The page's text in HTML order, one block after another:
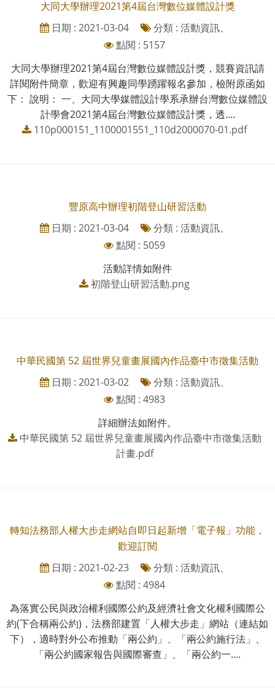
大同大學辦理2021第4屆台灣數位媒體設計獎
日期 : 2021-03-04
分類 : 活動資訊、
點閱 : 5157
大同大學辦理2021第4屆台灣數位媒體設計獎，競賽資訊請
詳閱附件簡章，歡迎有興趣同學踴躍報名參加，檢附原函如
下： 說明： 一、大同大學媒體設計學系承辦台灣數位媒體設
計學會2021第4屆台灣數位媒體設計獎，透....
110p000151_1100001551_110d2000070-01.pdf
豐原高中辦理初階登山研習活動
日期 : 2021-03-04
分類 : 活動資訊、
點閱 : 5059
活動詳情如附件
初階登山研習活動.png
中華民國第 52 屆世界兒童畫展國內作品臺中市徵集活動
日期 : 2021-03-02
分類 : 活動資訊、
點閱 : 4983
詳細辦法如附件。
中華民國第 52 屆世界兒童畫展國內作品臺中市徵集活動
計畫.pdf
轉知法務部人權大步走網站自即日起新增「電子報」功能，
歡迎訂閱
日期 : 2021-02-23
分類 : 活動資訊、
點閱 : 4984
為落實公民與政治權利國際公約及經濟社會文化權利國際公
約(下合稱兩公約)，法務部建置「人權大步走」網站（連結如
下），適時對外公布推動「兩公約」、「兩公約施行法」、
「兩公約國家報告與國際審查」、「兩公約一....